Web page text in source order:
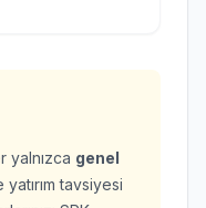
yalnızca genel
yatırım tavsiyesi